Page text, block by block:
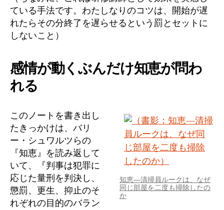
ている手法です。わたしなりのコツは、開始が遅
れたらその分終了を遅らせるという罰とセットに
しないこと）
感情が動くぶんだけ知恵が問わ
れる
知恵―清掃員ルークは、なぜ
同じ部屋を二度も掃除したの
か
このノートを書き出し
たきっかけは、バリ
ー・シュワルツらの
『知恵』を読み返して
いて、『判事は犯罪に
応じた量刑を判決し、
懲罰、更生、抑止のそ
れぞれの目的のバラン